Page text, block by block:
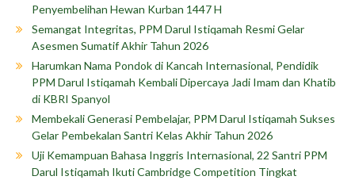
Penyembelihan Hewan Kurban 1447 H
Semangat Integritas, PPM Darul Istiqamah Resmi Gelar
Asesmen Sumatif Akhir Tahun 2026
Harumkan Nama Pondok di Kancah Internasional, Pendidik
PPM Darul Istiqamah Kembali Dipercaya Jadi Imam dan Khatib
di KBRI Spanyol
Membekali Generasi Pembelajar, PPM Darul Istiqamah Sukses
Gelar Pembekalan Santri Kelas Akhir Tahun 2026
Uji Kemampuan Bahasa Inggris Internasional, 22 Santri PPM
Darul Istiqamah Ikuti Cambridge Competition Tingkat